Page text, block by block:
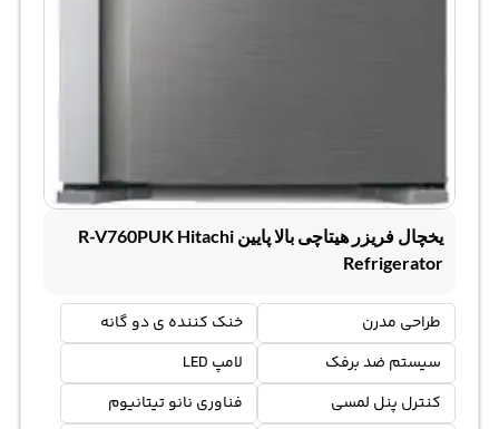
یخچال فریزر هیتاچی بالا پایین R-V760PUK Hitachi
Refrigerator
طراحی مدرن
خنک کننده ی دو گانه
سیستم ضد برفک
لامپ LED
کنترل پنل لمسی
فناوری نانو تیتانیوم